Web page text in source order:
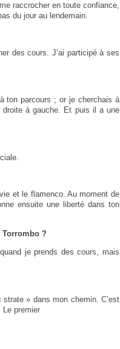
raccrocher en toute confiance,
du jour au lendemain.
des cours. J’ai participé à ses
ton parcours ; or je cherchais à
droite à gauche. Et puis il a une
et le flamenco. Au moment de
ensuite une liberté dans ton
Torrombo ?
je prends des cours, mais
» dans mon chemin. C’est
Le premier